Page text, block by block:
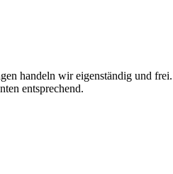
handeln wir eigenständig und
entsprechend.